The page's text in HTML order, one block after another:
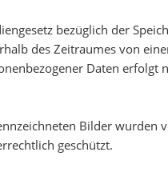
bezüglich der
des Zeitraumes von
Daten erfolgt
Bilder wurden
geschützt.